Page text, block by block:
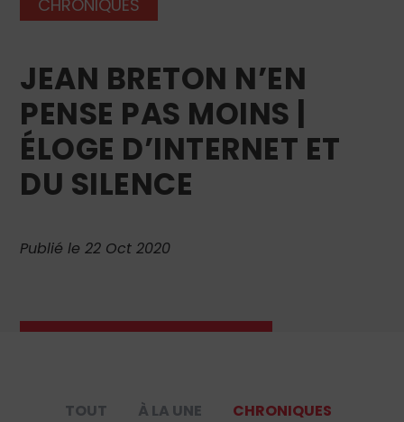
CHRONIQUES
JEAN BRETON N’EN
PENSE PAS MOINS |
ÉLOGE D’INTERNET ET
DU SILENCE
Publié le 22 Oct 2020
TOUT À LA UNE
CHRONIQUES